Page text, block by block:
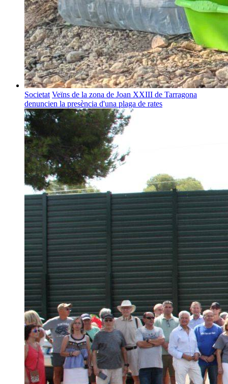
Societat Veïns de la zona de Joan XXIII de Tarragona
denuncien la presència d'una plaga de rates